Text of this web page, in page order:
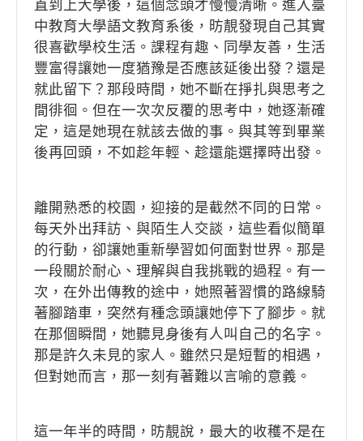
直到上大學後，這個念頭才慢慢清晰。進入臺
中教育大學語文教育系後，昉靚發現自己其實
很喜歡學校生活。課程有趣、同學友善，生活
豐富得讓她一度猶豫是否應該延後出發？還是
就此留下？那段時間，她不斷在掙扎與思考之
間徘徊。但在一次次反覆的思考中，她逐漸確
定，這是她現在就該去做的事。與其等到畢業
後再回頭，不如趁年輕、趁還能選擇時出發。
離開熟悉的校園，迎接的是截然不同的日常。
每天外出拜訪、與陌生人交談，這些看似簡單
的行動，卻讓她重新學習如何面對世界。那是
一段關於耐心、理解與自我挑戰的過程。有一
次，在外出傳教的途中，她照著習慣的路線騎
著腳踏車，突然有種念頭讓她停下了腳步。就
在那個瞬間，她聽見身後有人叫自己的名字。
那是許久未見的家人。雖然只是短暫的相遇，
但對她而言，那一刻有著難以言喻的意義。
這一年半的時間，昉靚說，最大的收穫不是在